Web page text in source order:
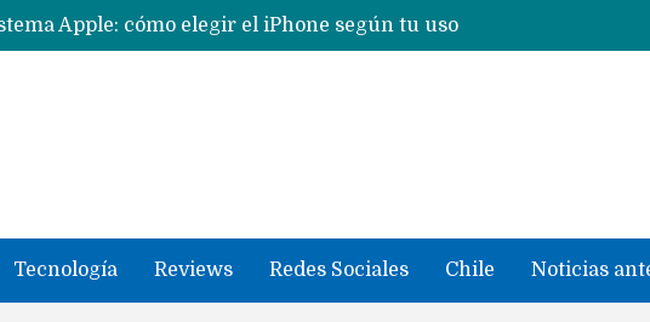
Apple: cómo elegir el iPhone según tu uso
Tecnología Reviews Redes Sociales Chile Noticias